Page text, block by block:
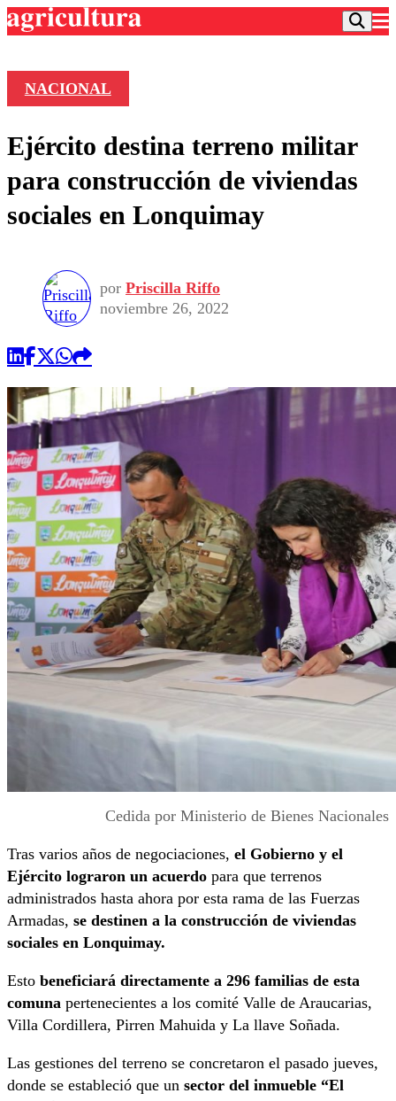
Frecuencias
Agricultura TV
Deportes
Colo Colo
Seleccion Chilena
Torneo Internacional
Entretención
Economía
Internacional
Publicaciones en medios
Opinión
NACIONAL
Ejército destina terreno militar
para construcción de viviendas
sociales en Lonquimay
por Priscilla Riffo
noviembre 26, 2022
Cedida por Ministerio de Bienes Nacionales
Tras varios años de negociaciones, el Gobierno y el
Ejército lograron un acuerdo para que terrenos
administrados hasta ahora por esta rama de las Fuerzas
Armadas, se destinen a la construcción de viviendas
sociales en Lonquimay.
Esto beneficiará directamente a 296 familias de esta
comuna pertenecientes a los comité Valle de Araucarias,
Villa Cordillera, Pirren Mahuida y La llave Soñada.
Las gestiones del terreno se concretaron el pasado jueves,
donde se estableció que un sector del inmueble “El